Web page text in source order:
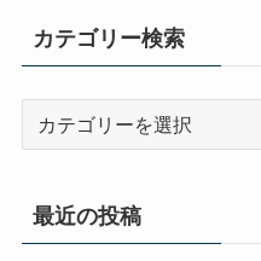
カテゴリー検索
リ
最近の投稿